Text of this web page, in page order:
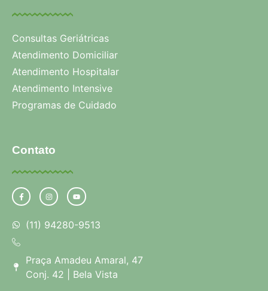
Consultas Geriátricas
Atendimento Domiciliar
Atendimento Hospitalar
Atendimento Intensive
Programas de Cuidado
Contato
(11) 94280-9513
Praça Amadeu Amaral, 47
Conj. 42 | Bela Vista